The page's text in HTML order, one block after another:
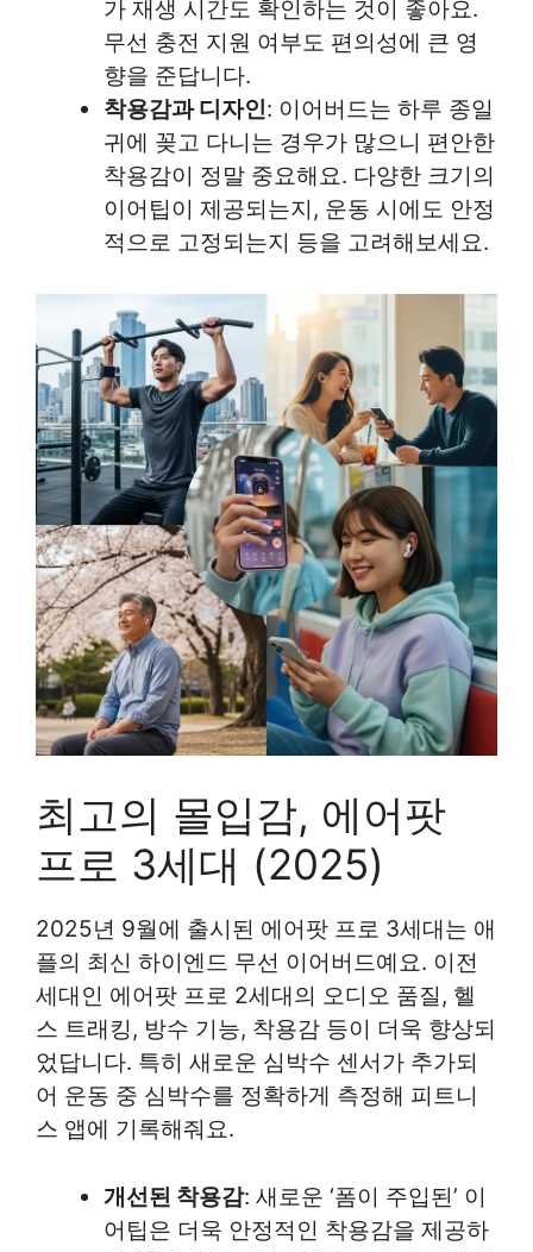
가 재생 시간도 확인하는 것이 좋아요.
무선 충전 지원 여부도 편의성에 큰 영
향을 준답니다.
착용감과 디자인: 이어버드는 하루 종일
귀에 꽂고 다니는 경우가 많으니 편안한
착용감이 정말 중요해요. 다양한 크기의
이어팁이 제공되는지, 운동 시에도 안정
적으로 고정되는지 등을 고려해보세요.
최고의 몰입감, 에어팟
프로 3세대 (2025)
2025년 9월에 출시된 에어팟 프로 3세대는 애
플의 최신 하이엔드 무선 이어버드예요. 이전
세대인 에어팟 프로 2세대의 오디오 품질, 헬
스 트래킹, 방수 기능, 착용감 등이 더욱 향상되
었답니다. 특히 새로운 심박수 센서가 추가되
어 운동 중 심박수를 정확하게 측정해 피트니
스 앱에 기록해줘요.
개선된 착용감: 새로운 ‘폼이 주입된’ 이
어팁은 더욱 안정적인 착용감을 제공하